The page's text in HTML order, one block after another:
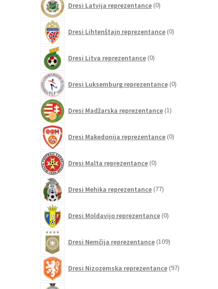
Dresi Latvija reprezentance 0izdelkov
Dresi Lihtenštajn reprezentance 0izdelkov
Dresi Litva reprezentance 0izdelkov
Dresi Luksemburg reprezentance 0izdelkov
Dresi Madžarska reprezentance 1izdelek
Dresi Makedonija reprezentance 0izdelkov
Dresi Malta reprezentance 0izdelkov
Dresi Mehika reprezentance 77izdelkov
Dresi Moldavijo reprezentance 0izdelkov
Dresi Nemčija reprezentance 109izdelkov
Dresi Nizozemska reprezentance 97izdelkov